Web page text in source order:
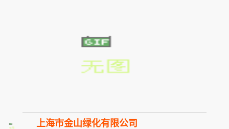
上海市金山绿化有限公司